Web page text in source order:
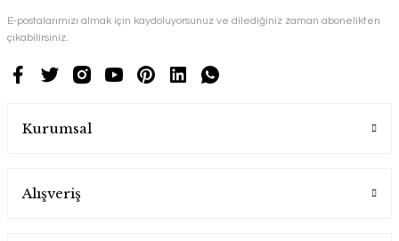
E-postalarımızı almak için kaydoluyorsunuz ve dilediğiniz zaman abonelikten
çıkabilirsiniz.
Kurumsal
Alışveriş